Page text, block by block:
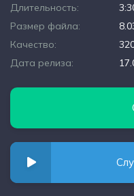
Длительность:
Размер файла:
Качество:
Дата релиза: